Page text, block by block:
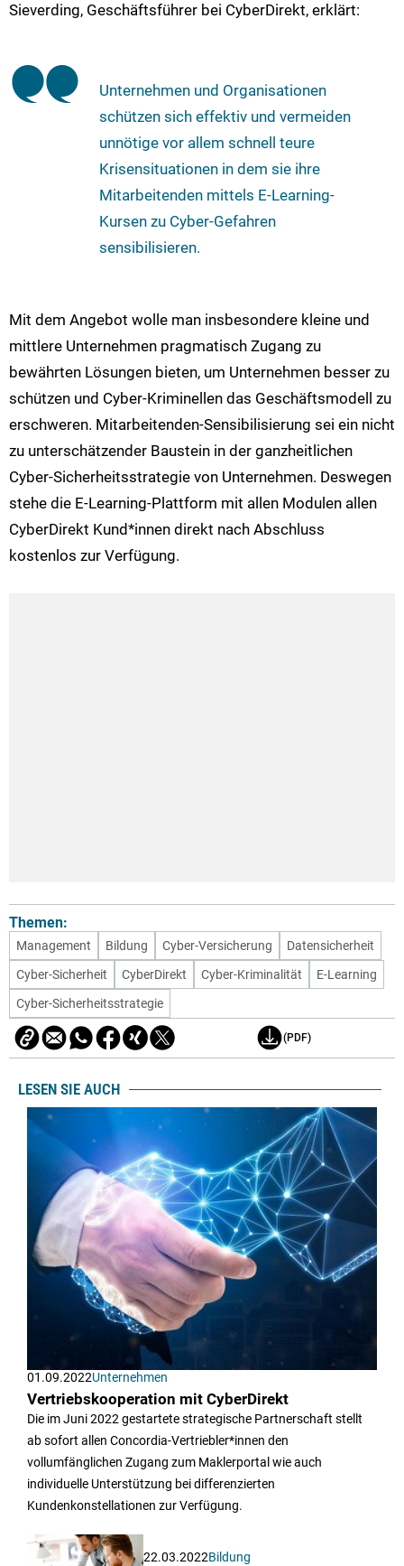
Sieverding, Geschäftsführer bei CyberDirekt, erklärt:
Unternehmen und Organisationen
schützen sich effektiv und vermeiden
unnötige vor allem schnell teure
Krisensituationen in dem sie ihre
Mitarbeitenden mittels E-Learning-
Kursen zu Cyber-Gefahren
sensibilisieren.
Mit dem Angebot wolle man insbesondere kleine und
mittlere Unternehmen pragmatisch Zugang zu
bewährten Lösungen bieten, um Unternehmen besser zu
schützen und Cyber-Kriminellen das Geschäftsmodell zu
erschweren. Mitarbeitenden-Sensibilisierung sei ein nicht
zu unterschätzender Baustein in der ganzheitlichen
Cyber-Sicherheitsstrategie von Unternehmen. Deswegen
stehe die E-Learning-Plattform mit allen Modulen allen
CyberDirekt Kund*innen direkt nach Abschluss
kostenlos zur Verfügung.
Themen:
Management Bildung Cyber-Versicherung
Datensicherheit
Cyber-Sicherheit
CyberDirekt Cyber-Kriminalität
E-Learning
Cyber-Sicherheitsstrategie
(PDF)
LESEN SIE AUCH
01.09.2022Unternehmen
Vertriebskooperation mit CyberDirekt
Die im Juni 2022 gestartete strategische Partnerschaft stellt
ab sofort allen Concordia-Vertriebler*innen den
vollumfänglichen Zugang zum Maklerportal wie auch
individuelle Unterstützung bei differenzierten
Kundenkonstellationen zur Verfügung.
22.03.2022Bildung